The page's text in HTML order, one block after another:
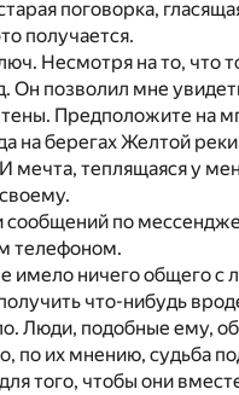
поговорка,
получается.
Несмотря на то, что
позволил мне
Предположите на
берегах Желтой
теплящаяся у
по
телефоном.
имело ничего общего
что-нибудь
Люди, подобные ему,
по их мнению, судьба
того, чтобы они